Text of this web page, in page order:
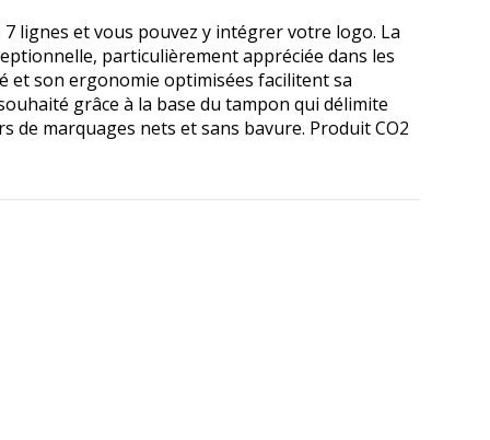
lignes et vous pouvez y intégrer votre logo. La
particulièrement appréciée dans les
et son ergonomie optimisées facilitent sa
grâce à la base du tampon qui délimite
de marquages nets et sans bavure. Produit CO2